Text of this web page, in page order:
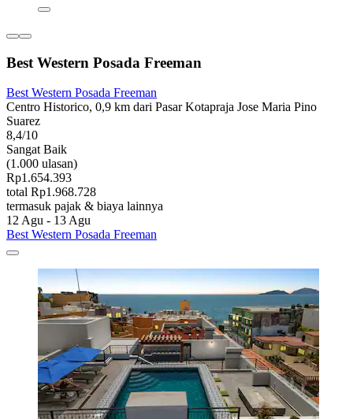
Best Western Posada Freeman
Best Western Posada Freeman
Centro Historico, 0,9 km dari Pasar Kotapraja Jose Maria Pino
Suarez
8,4/10
Sangat Baik
(1.000 ulasan)
Rp1.654.393
total Rp1.968.728
termasuk pajak & biaya lainnya
12 Agu - 13 Agu
Best Western Posada Freeman